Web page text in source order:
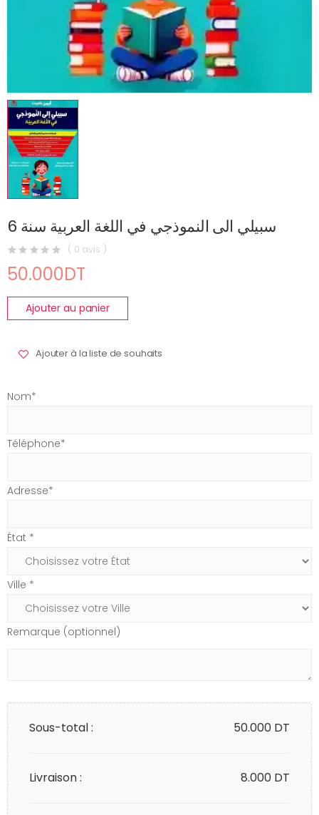
سبيلي الى النموذجي في اللغة العربية سنة 6
( 0 avis )
50.000DT
Ajouter au panier
Ajouter à la liste de souhaits
Nom*
Téléphone*
Adresse*
État *
Ville *
Remarque (optionnel)
Sous-total : 50.000 DT
Livraison : 8.000 DT